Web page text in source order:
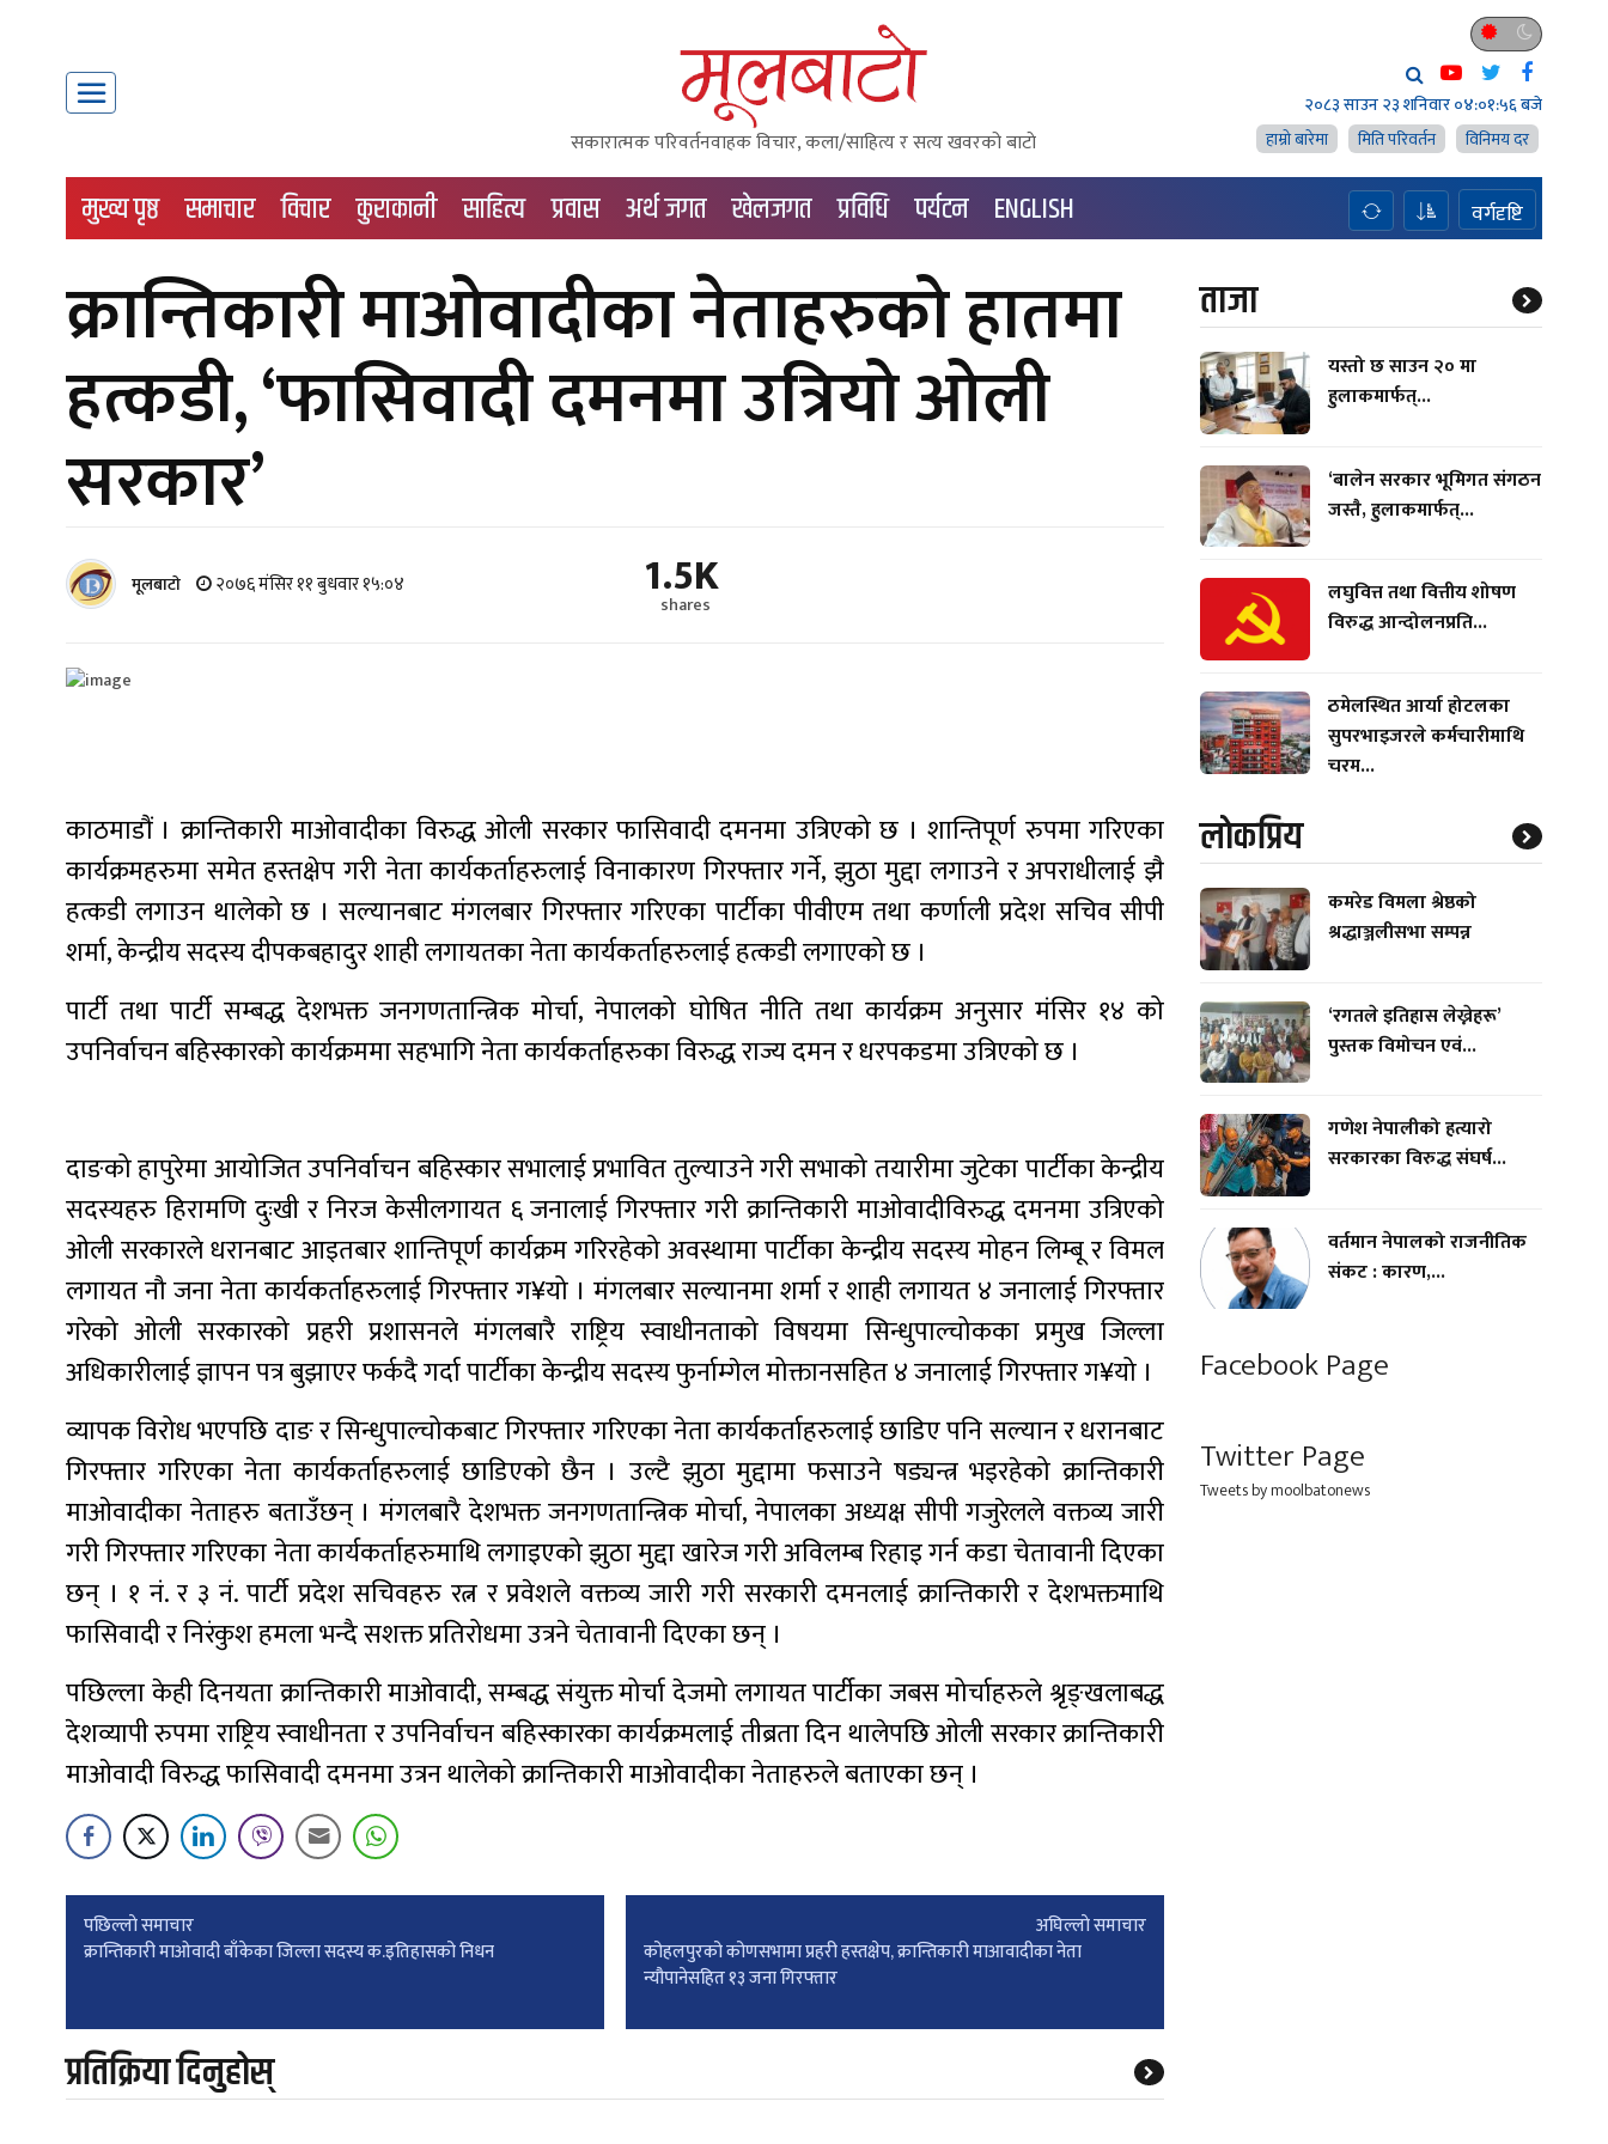
सकारात्मक परिवर्तनवाहक विचार, कला/साहित्य र सत्य खवरको बाटाे
२०८३ साउन २३ शनिवार०४:०१:५७ बजे
हाम्राे बारेमा
मिति परिवर्तन विनिमय दर
मुख्य पृष्ठ समाचार विचार कुराकानी साहित्य प्रवास अर्थ जगत खेलजगत प्रविधि पर्यटन ENGLISH वर्गदृष्टि
क्रान्तिकारी माओवादीका नेताहरुको हातमा
हत्कडी, ‘फासिवादी दमनमा उत्रियो ओली
सरकार’
मूलबाटाे २०७६ मंसिर ११ बुधवार १५:०४ 1.5K
shares
काठमाडौं । क्रान्तिकारी माओवादीका विरुद्ध ओली सरकार फासिवादी दमनमा उत्रिएको छ । शान्तिपूर्ण रुपमा गरिएका
कार्यक्रमहरुमा समेत हस्तक्षेप गरी नेता कार्यकर्ताहरुलाई विनाकारण गिरफ्तार गर्ने, झुठा मुद्दा लगाउने र अपराधीलाई झै
हत्कडी लगाउन थालेको छ । सल्यानबाट मंगलबार गिरफ्तार गरिएका पार्टीका पीवीएम तथा कर्णाली प्रदेश सचिव सीपी
शर्मा, केन्द्रीय सदस्य दीपकबहादुर शाही लगायतका नेता कार्यकर्ताहरुलाई हत्कडी लगाएको छ ।
पार्टी तथा पार्टी सम्बद्ध देशभक्त जनगणतान्त्रिक मोर्चा, नेपालको घोषित नीति तथा कार्यक्रम अनुसार मंसिर १४ को
उपनिर्वाचन बहिस्कारको कार्यक्रममा सहभागि नेता कार्यकर्ताहरुका विरुद्ध राज्य दमन र धरपकडमा उत्रिएको छ ।
दाङको हापुरेमा आयोजित उपनिर्वाचन बहिस्कार सभालाई प्रभावित तुल्याउने गरी सभाको तयारीमा जुटेका पार्टीका केन्द्रीय
सदस्यहरु हिरामणि दुःखी र निरज केसीलगायत ६ जनालाई गिरफ्तार गरी क्रान्तिकारी माओवादीविरुद्ध दमनमा उत्रिएको
ओली सरकारले धरानबाट आइतबार शान्तिपूर्ण कार्यक्रम गरिरहेको अवस्थामा पार्टीका केन्द्रीय सदस्य मोहन लिम्बू र विमल
लगायत नौ जना नेता कार्यकर्ताहरुलाई गिरफ्तार ग¥यो । मंगलबार सल्यानमा शर्मा र शाही लगायत ४ जनालाई गिरफ्तार
गरेको ओली सरकारको प्रहरी प्रशासनले मंगलबारै राष्ट्रिय स्वाधीनताको विषयमा सिन्धुपाल्चोकका प्रमुख जिल्ला
अधिकारीलाई ज्ञापन पत्र बुझाएर फर्कदै गर्दा पार्टीका केन्द्रीय सदस्य फुर्नाम्गेल मोक्तानसहित ४ जनालाई गिरफ्तार ग¥यो ।
व्यापक विरोध भएपछि दाङ र सिन्धुपाल्चोकबाट गिरफ्तार गरिएका नेता कार्यकर्ताहरुलाई छाडिए पनि सल्यान र धरानबाट
गिरफ्तार गरिएका नेता कार्यकर्ताहरुलाई छाडिएको छैन । उल्टै झुठा मुद्दामा फसाउने षड्यन्त्र भइरहेको क्रान्तिकारी
माओवादीका नेताहरु बताउँछन् । मंगलबारै देशभक्त जनगणतान्त्रिक मोर्चा, नेपालका अध्यक्ष सीपी गजुरेलले वक्तव्य जारी
गरी गिरफ्तार गरिएका नेता कार्यकर्ताहरुमाथि लगाइएको झुठा मुद्दा खारेज गरी अविलम्ब रिहाइ गर्न कडा चेतावानी दिएका
छन् । १ नं. र ३ नं. पार्टी प्रदेश सचिवहरु रत्न र प्रवेशले वक्तव्य जारी गरी सरकारी दमनलाई क्रान्तिकारी र देशभक्तमाथि
फासिवादी र निरंकुश हमला भन्दै सशक्त प्रतिरोधमा उत्रने चेतावानी दिएका छन् ।
पछिल्ला केही दिनयता क्रान्तिकारी माओवादी, सम्बद्ध संयुक्त मोर्चा देजमो लगायत पार्टीका जबस मोर्चाहरुले श्रृङ्खलाबद्ध
देशव्यापी रुपमा राष्ट्रिय स्वाधीनता र उपनिर्वाचन बहिस्कारका कार्यक्रमलाई तीब्रता दिन थालेपछि ओली सरकार क्रान्तिकारी
माओवादी विरुद्ध फासिवादी दमनमा उत्रन थालेको क्रान्तिकारी माओवादीका नेताहरुले बताएका छन् ।
Post
पछिल्लाे समाचार
क्रान्तिकारी माओवादी बाँकेका जिल्ला सदस्य क.इतिहासको निधन
अघिल्लाे समाचार
कोहलपुरको कोणसभामा प्रहरी हस्तक्षेप, क्रान्तिकारी माआवादीका नेता
न्यौपानेसहित १३ जना गिरफ्तार
प्रतिक्रिया दिनुहोस्
ताजा
यस्तो छ साउन २० मा
हुलाकमार्फत्...
‘बालेन सरकार भूमिगत संगठन
जस्तै, हुलाकमार्फत्...
लघुवित्त तथा वित्तीय शोषण
विरुद्ध आन्दोलनप्रति...
ठमेलस्थित आर्या होटलका
सुपरभाइजरले कर्मचारीमाथि
चरम...
लाेकप्रिय
कमरेड विमला श्रेष्ठको
श्रद्धाञ्जलीसभा सम्पन्न
‘रगतले इतिहास लेख्नेहरू’
पुस्तक विमोचन एवं...
गणेश नेपालीको हत्यारो
सरकारका विरुद्ध संघर्ष...
वर्तमान नेपालको राजनीतिक
संकट : कारण,...
Facebook Page
Twitter Page
Tweets by moolbatonews